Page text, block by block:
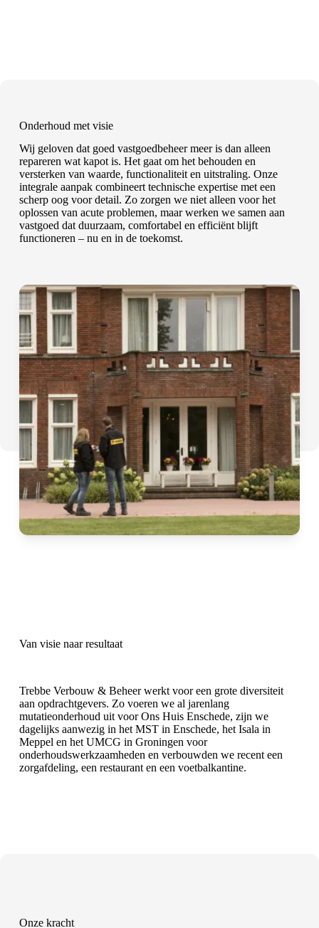
Onderhoud met visie
Wij geloven dat goed vastgoedbeheer meer is dan alleen
repareren wat kapot is. Het gaat om het behouden en
versterken van waarde, functionaliteit en uitstraling. Onze
integrale aanpak combineert technische expertise met een
scherp oog voor detail. Zo zorgen we niet alleen voor het
oplossen van acute problemen, maar werken we samen aan
vastgoed dat duurzaam, comfortabel en efficiënt blijft
functioneren – nu en in de toekomst.
Van visie naar resultaat
Trebbe Verbouw & Beheer werkt voor een grote diversiteit
aan opdrachtgevers. Zo voeren we al jarenlang
mutatieonderhoud uit voor Ons Huis Enschede, zijn we
dagelijks aanwezig in het MST in Enschede, het Isala in
Meppel en het UMCG in Groningen voor
onderhoudswerkzaamheden en verbouwden we recent een
zorgafdeling, een restaurant en een voetbalkantine.
Onze kracht